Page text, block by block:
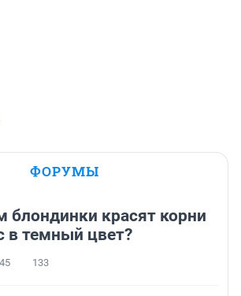
ФОРУМЫ
блондинки красят корни
в темный цвет?
133